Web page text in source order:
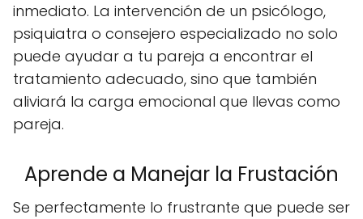
inmediato. La intervención de un psicólogo,
psiquiatra o consejero especializado no solo
puede ayudar a tu pareja a encontrar el
tratamiento adecuado, sino que también
aliviará la carga emocional que llevas como
pareja.
Aprende a Manejar la Frustación
Se perfectamente lo frustrante que puede ser